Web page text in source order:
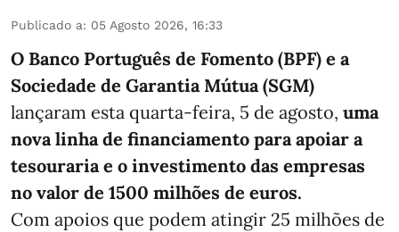
Publicado a: 05 Agosto 2026, 16:33
O Banco Português de Fomento (BPF) e a
Sociedade de Garantia Mútua (SGM)
lançaram esta quarta-feira, 5 de agosto, uma
nova linha de financiamento para apoiar a
tesouraria e o investimento das empresas
no valor de 1500 milhões de euros.
Com apoios que podem atingir 25 milhões de